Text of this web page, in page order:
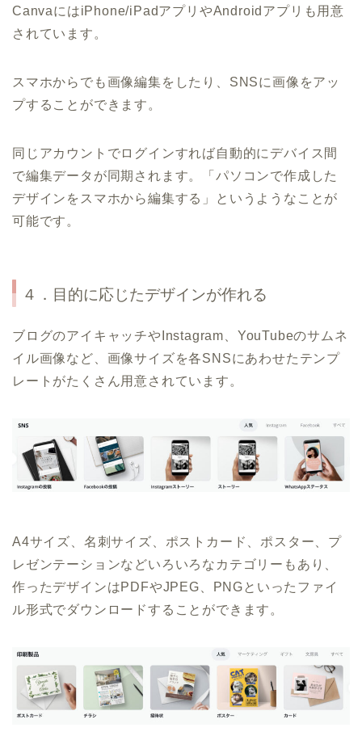
CanvaにはiPhone/iPadアプリやAndroidアプリも用意
されています。
スマホからでも画像編集をしたり、SNSに画像をアッ
プすることができます。
同じアカウントでログインすれば自動的にデバイス間
で編集データが同期されます。「パソコンで作成した
デザインをスマホから編集する」というようなことが
可能です。
４．目的に応じたデザインが作れる
ブログのアイキャッチやInstagram、YouTubeのサムネ
イル画像など、画像サイズを各SNSにあわせたテンプ
レートがたくさん用意されています。
A4サイズ、名刺サイズ、ポストカード、ポスター、プ
レゼンテーションなどいろいろなカテゴリーもあり、
作ったデザインはPDFやJPEG、PNGといったファイ
ル形式でダウンロードすることができます。